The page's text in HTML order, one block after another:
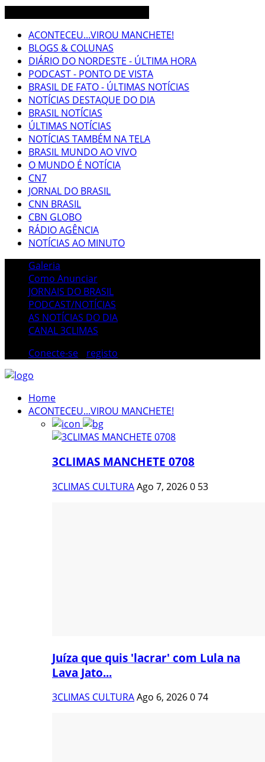
ACONTECEU...VIROU MANCHETE!
BLOGS & COLUNAS
DIÁRIO DO NORDESTE - ÚLTIMA HORA
PODCAST - PONTO DE VISTA
BRASIL DE FATO - ÚLTIMAS NOTÍCIAS
NOTÍCIAS DESTAQUE DO DIA
BRASIL NOTÍCIAS
ÚLTIMAS NOTÍCIAS
NOTÍCIAS TAMBÉM NA TELA
BRASIL MUNDO AO VIVO
O MUNDO É NOTÍCIA
CN7
JORNAL DO BRASIL
CNN BRASIL
CBN GLOBO
RÁDIO AGÊNCIA
NOTÍCIAS AO MINUTO
Galeria
Como Anunciar
JORNAIS DO BRASIL
PODCAST/NOTÍCIAS
AS NOTÍCIAS DO DIA
CANAL 3CLIMAS
Conecte-se
registo
Home
ACONTECEU...VIROU MANCHETE!
3CLIMAS MANCHETE 0708
3CLIMAS CULTURAAgo 7, 20260 53
Juíza que quis 'lacrar' com Lula na
Lava Jato...
3CLIMAS CULTURAAgo 6, 2026074